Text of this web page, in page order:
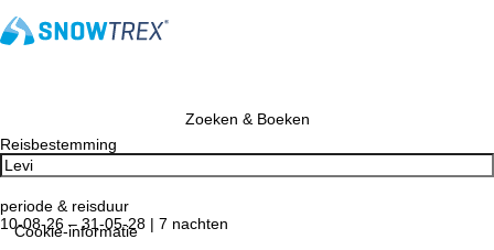
Cookie-informatie
Zoeken & Boeken
Reisbestemming
periode & reisduur
10-08-26 – 31-05-28 | 7 nachten